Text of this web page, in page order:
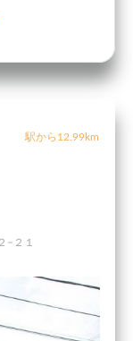
駅から12.99km
−２１